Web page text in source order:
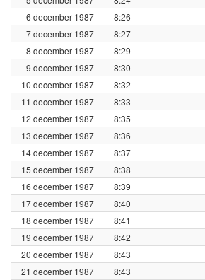
6 december 1987
8:26
7 december 1987
8:27
8 december 1987
8:29
9 december 1987
8:30
10 december 1987
8:32
11 december 1987
8:33
12 december 1987
8:35
13 december 1987
8:36
14 december 1987
8:37
15 december 1987
8:38
16 december 1987
8:39
17 december 1987
8:40
18 december 1987
8:41
19 december 1987
8:42
20 december 1987
8:43
21 december 1987
8:43